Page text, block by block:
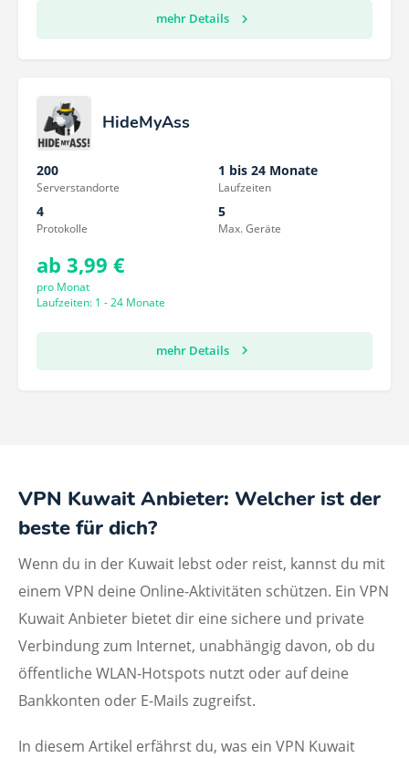
mehr Details
HideMyAss
200
Serverstandorte
1 bis 24 Monate
Laufzeiten
4
Protokolle
5
Max. Geräte
ab 3,99 €
pro Monat
Laufzeiten: 1 - 24 Monate
mehr Details
VPN Kuwait Anbieter: Welcher ist der
beste für dich?
Wenn du in der Kuwait lebst oder reist, kannst du mit
einem VPN deine Online-Aktivitäten schützen. Ein VPN
Kuwait Anbieter bietet dir eine sichere und private
Verbindung zum Internet, unabhängig davon, ob du
öffentliche WLAN-Hotspots nutzt oder auf deine
Bankkonten oder E-Mails zugreifst.
In diesem Artikel erfährst du, was ein VPN Kuwait